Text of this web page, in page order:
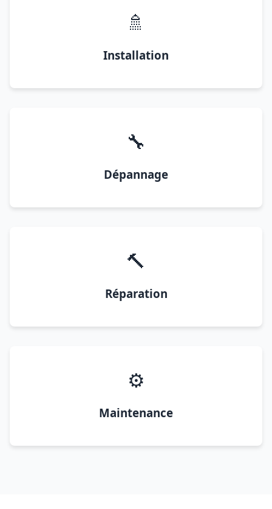
🚿
Installation
🔧
Dépannage
🔨
Réparation
⚙️
Maintenance